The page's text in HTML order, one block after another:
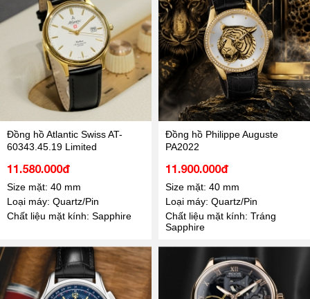
Đồng hồ Atlantic Swiss AT-
60343.45.19 Limited
11.580.000đ
Size mặt: 40 mm
Loại máy: Quartz/Pin
Chất liệu mặt kính: Sapphire
Đồng hồ Philippe Auguste
PA2022
11.900.000đ
Size mặt: 40 mm
Loại máy: Quartz/Pin
Chất liệu mặt kính: Tráng
Sapphire